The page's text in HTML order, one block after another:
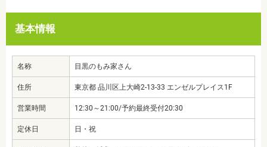
基本情報
名称 目黒のもみ家さん
住所 東京都 品川区上大崎2-13-33 エンゼルプレイス1F
営業時間 12:30～21:00/予約最終受付20:30
定休日 日・祝